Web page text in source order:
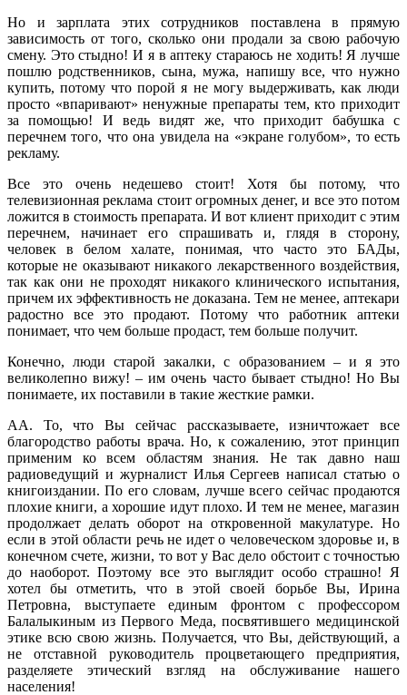
Но и зарплата этих сотрудников поставлена в прямую
зависимость от того, сколько они продали за свою рабочую
смену. Это стыдно! И я в аптеку стараюсь не ходить! Я лучше
пошлю родственников, сына, мужа, напишу все, что нужно
купить, потому что порой я не могу выдерживать, как люди
просто «впаривают» ненужные препараты тем, кто приходит
за помощью! И ведь видят же, что приходит бабушка с
перечнем того, что она увидела на «экране голубом», то есть
рекламу.
Все это очень недешево стоит! Хотя бы потому, что
телевизионная реклама стоит огромных денег, и все это потом
ложится в стоимость препарата. И вот клиент приходит с этим
перечнем, начинает его спрашивать и, глядя в сторону,
человек в белом халате, понимая, что часто это БАДы,
которые не оказывают никакого лекарственного воздействия,
так как они не проходят никакого клинического испытания,
причем их эффективность не доказана. Тем не менее, аптекари
радостно все это продают. Потому что работник аптеки
понимает, что чем больше продаст, тем больше получит.
Конечно, люди старой закалки, с образованием – и я это
великолепно вижу! – им очень часто бывает стыдно! Но Вы
понимаете, их поставили в такие жесткие рамки.
АА. То, что Вы сейчас рассказываете, изничтожает все
благородство работы врача. Но, к сожалению, этот принцип
применим ко всем областям знания. Не так давно наш
радиоведущий и журналист Илья Сергеев написал статью о
книгоиздании. По его словам, лучше всего сейчас продаются
плохие книги, а хорошие идут плохо. И тем не менее, магазин
продолжает делать оборот на откровенной макулатуре. Но
если в этой области речь не идет о человеческом здоровье и, в
конечном счете, жизни, то вот у Вас дело обстоит с точностью
до наоборот. Поэтому все это выглядит особо страшно! Я
хотел бы отметить, что в этой своей борьбе Вы, Ирина
Петровна, выступаете единым фронтом с профессором
Балалыкиным из Первого Меда, посвятившего медицинской
этике всю свою жизнь. Получается, что Вы, действующий, а
не отставной руководитель процветающего предприятия,
разделяете этический взгляд на обслуживание нашего
населения!